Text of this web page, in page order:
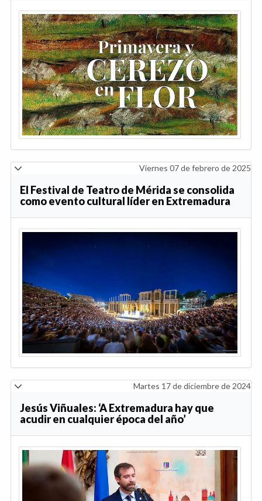
Viernes 07 de febrero de 2025
El Festival de Teatro de Mérida se consolida
como evento cultural líder en Extremadura
Martes 17 de diciembre de 2024
Jesús Viñuales: ‘A Extremadura hay que
acudir en cualquier época del año’